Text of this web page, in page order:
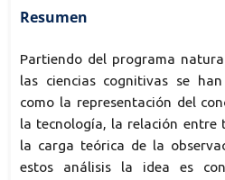
Resumen
Partiendo del programa
las ciencias cognitivas se
como la representación del
la tecnología, la relación entre
la carga teórica de la
estos análisis la idea es